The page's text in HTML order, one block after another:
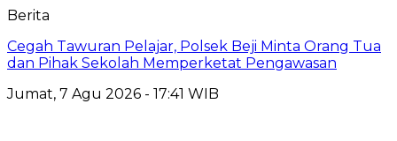
Berita
Cegah Tawuran Pelajar, Polsek Beji Minta Orang Tua
dan Pihak Sekolah Memperketat Pengawasan
Jumat, 7 Agu 2026 - 17:41 WIB